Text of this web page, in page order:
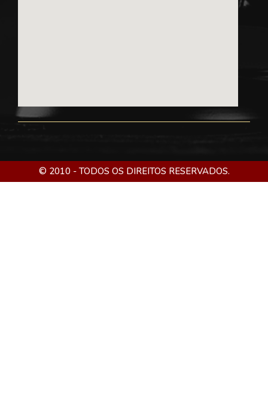
© 2010 - TODOS OS DIREITOS RESERVADOS.